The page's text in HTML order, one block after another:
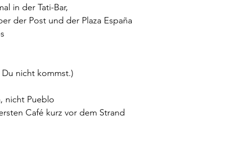
in der Tati-Bar,
der Post und der Plaza España
nicht kommst.)
nicht Pueblo
Café kurz vor dem Strand